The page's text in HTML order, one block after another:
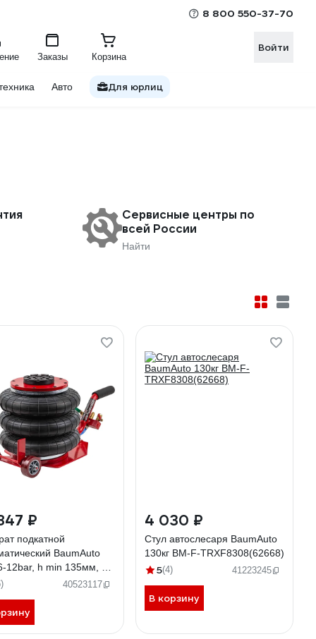
8 800 550-37-70
Заказы Корзина
Войти
Авто Для юрлиц
Сервисные центры по
всей России
Найти
₽
подкатной
BaumAuto
12bar, h min 135мм, h
3 подушки,
40523117
4 030 ₽
Стул автослесаря BaumAuto
130кг BM-F-TRXF8308(62668)
5(4) 41223245
В корзину